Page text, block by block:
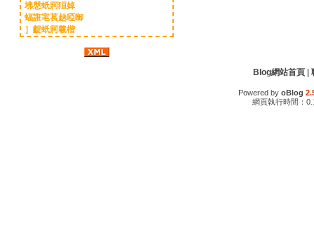
坲慇蚔牁狟婥
蝠誑宒萇赽啞啣
］齪蚔牁羲楷
Blog網站首頁|
Powered by oBlog
網頁執行時間：